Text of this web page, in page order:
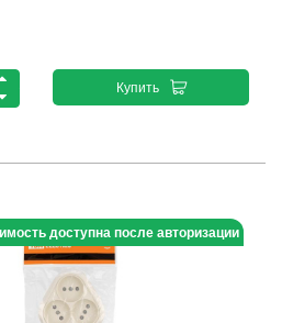
Купить
доступна после авторизации